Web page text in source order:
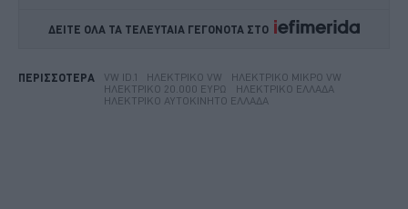
ΔΕΙΤΕ ΟΛΑ ΤΑ ΤΕΛΕΥΤΑΙΑ ΓΕΓΟΝΟΤΑ ΣΤΟ
ΠΕΡΙΣΣΟΤΕΡΑ VW ID.1 ΗΛΕΚΤΡΙΚΌ VW
ΗΛΕΚΤΡΙΚΌ ΜΙΚΡΌ VW
ΗΛΕΚΤΡΙΚΌ 20.000 ΕΥΡΏ
ΗΛΕΚΤΡΙΚΌ ΕΛΛΆΔΑ
ΗΛΕΚΤΡΙΚΌ ΑΥΤΟΚΊΝΗΤΟ ΕΛΛΆΔΑ